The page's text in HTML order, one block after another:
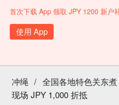
首次下载 App 领取 JPY 1200 新户
使用 App
冲绳 / 全国各地特色关东
现场 JPY 1,000 折抵